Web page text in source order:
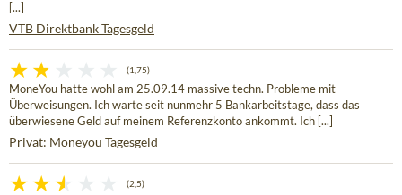
[...]
VTB Direktbank Tagesgeld
(1,75)
MoneYou hatte wohl am 25.09.14 massive techn. Probleme mit
Überweisungen. Ich warte seit nunmehr 5 Bankarbeitstage, dass das
überwiesene Geld auf meinem Referenzkonto ankommt. Ich [...]
Privat: Moneyou Tagesgeld
(2,5)